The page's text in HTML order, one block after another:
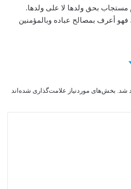
مستجاب بحق ولدها لا على ولدها.
فهو أعرف بمصالح عباده وبالمؤمنين
شد. بخش‌های موردنیاز علامت‌گذاری شده‌اند